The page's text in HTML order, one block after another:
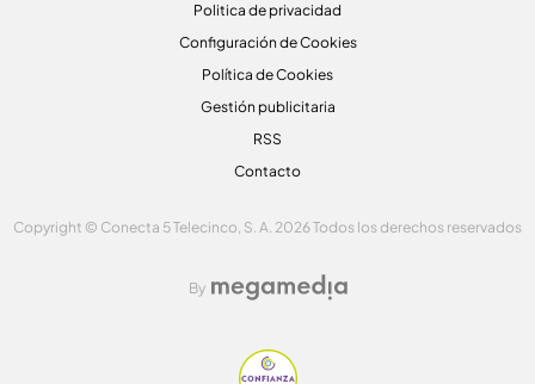
Politica de privacidad
Configuración de Cookies
Política de Cookies
Gestión publicitaria
RSS
Contacto
Copyright © Conecta 5 Telecinco, S. A. 2026 Todos los derechos reservados
By